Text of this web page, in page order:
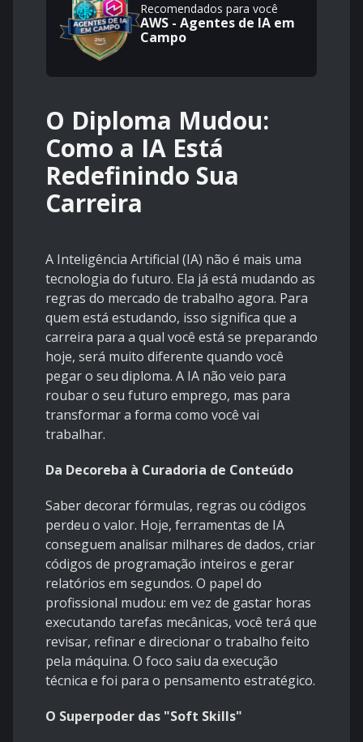
Recomendados para você
AWS - Agentes de IA em
Campo
O Diploma Mudou:
Como a IA Está
Redefinindo Sua
Carreira
A Inteligência Artificial (IA) não é mais uma
tecnologia do futuro. Ela já está mudando as
regras do mercado de trabalho agora. Para
quem está estudando, isso significa que a
carreira para a qual você está se preparando
hoje, será muito diferente quando você
pegar o seu diploma. A IA não veio para
roubar o seu futuro emprego, mas para
transformar a forma como você vai
trabalhar.
Da Decoreba à Curadoria de Conteúdo
Saber decorar fórmulas, regras ou códigos
perdeu o valor. Hoje, ferramentas de IA
conseguem analisar milhares de dados, criar
códigos de programação inteiros e gerar
relatórios em segundos. O papel do
profissional mudou: em vez de gastar horas
executando tarefas mecânicas, você terá que
revisar, refinar e direcionar o trabalho feito
pela máquina. O foco saiu da execução
técnica e foi para o pensamento estratégico.
O Superpoder das "Soft Skills"